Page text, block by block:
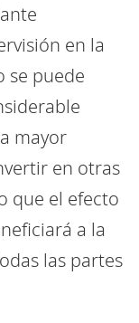
en la
se puede
mayor
en otras
que el efecto
a la
las partes